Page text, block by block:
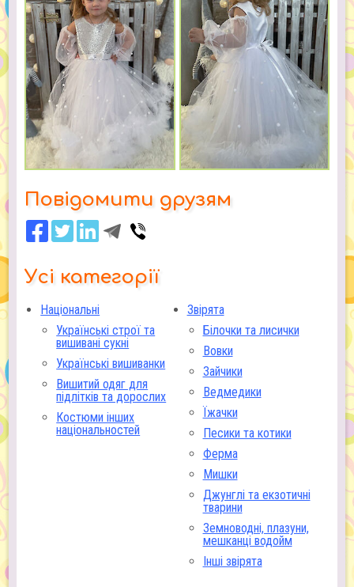
Усі категорії
Національні
Українські строї та
вишивані сукні
Українські вишиванки
Вишитий одяг для
підлітків та дорослих
Костюми інших
національностей
Звірята
Білочки та лисички
Вовки
Зайчики
Ведмедики
Їжачки
Песики та котики
Ферма
Мишки
Джунглі та екзотичні
тварини
Земноводні, плазуни,
мешканці водойм
Інші звірята
Повідомити друзям